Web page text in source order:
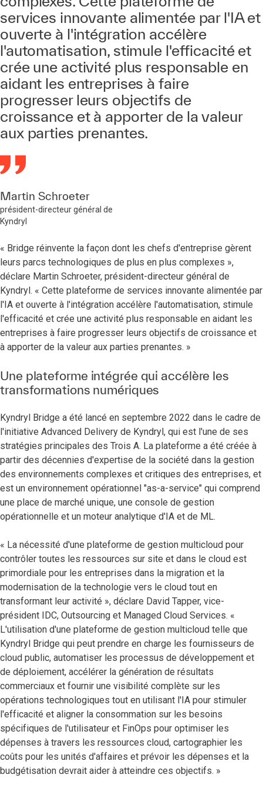
services innovante alimentée par l'IA et
ouverte à l'intégration accélère
l'automatisation, stimule l'efficacité et
crée une activité plus responsable en
aidant les entreprises à faire
progresser leurs objectifs de
croissance et à apporter de la valeur
aux parties prenantes.
Martin Schroeter
président-directeur général de
Kyndryl
« Bridge réinvente la façon dont les chefs d'entreprise gèrent
leurs parcs technologiques de plus en plus complexes »,
déclare Martin Schroeter, président-directeur général de
Kyndryl. « Cette plateforme de services innovante alimentée par
l'IA et ouverte à l'intégration accélère l'automatisation, stimule
l'efficacité et crée une activité plus responsable en aidant les
entreprises à faire progresser leurs objectifs de croissance et
à apporter de la valeur aux parties prenantes. »
Une plateforme intégrée qui accélère les
transformations numériques
Kyndryl Bridge a été lancé en septembre 2022 dans le cadre de
l'initiative Advanced Delivery de Kyndryl, qui est l'une de ses
stratégies principales des Trois A. La plateforme a été créée à
partir des décennies d'expertise de la société dans la gestion
des environnements complexes et critiques des entreprises, et
est un environnement opérationnel "as-a-service" qui comprend
une place de marché unique, une console de gestion
opérationnelle et un moteur analytique d'IA et de ML.
« La nécessité d'une plateforme de gestion multicloud pour
contrôler toutes les ressources sur site et dans le cloud est
primordiale pour les entreprises dans la migration et la
modernisation de la technologie vers le cloud tout en
transformant leur activité », déclare David Tapper, vice-
président IDC, Outsourcing et Managed Cloud Services. «
L'utilisation d'une plateforme de gestion multicloud telle que
Kyndryl Bridge qui peut prendre en charge les fournisseurs de
cloud public, automatiser les processus de développement et
de déploiement, accélérer la génération de résultats
commerciaux et fournir une visibilité complète sur les
opérations technologiques tout en utilisant l'IA pour stimuler
l'efficacité et aligner la consommation sur les besoins
spécifiques de l'utilisateur et FinOps pour optimiser les
dépenses à travers les ressources cloud, cartographier les
coûts pour les unités d'affaires et prévoir les dépenses et la
budgétisation devrait aider à atteindre ces objectifs. »